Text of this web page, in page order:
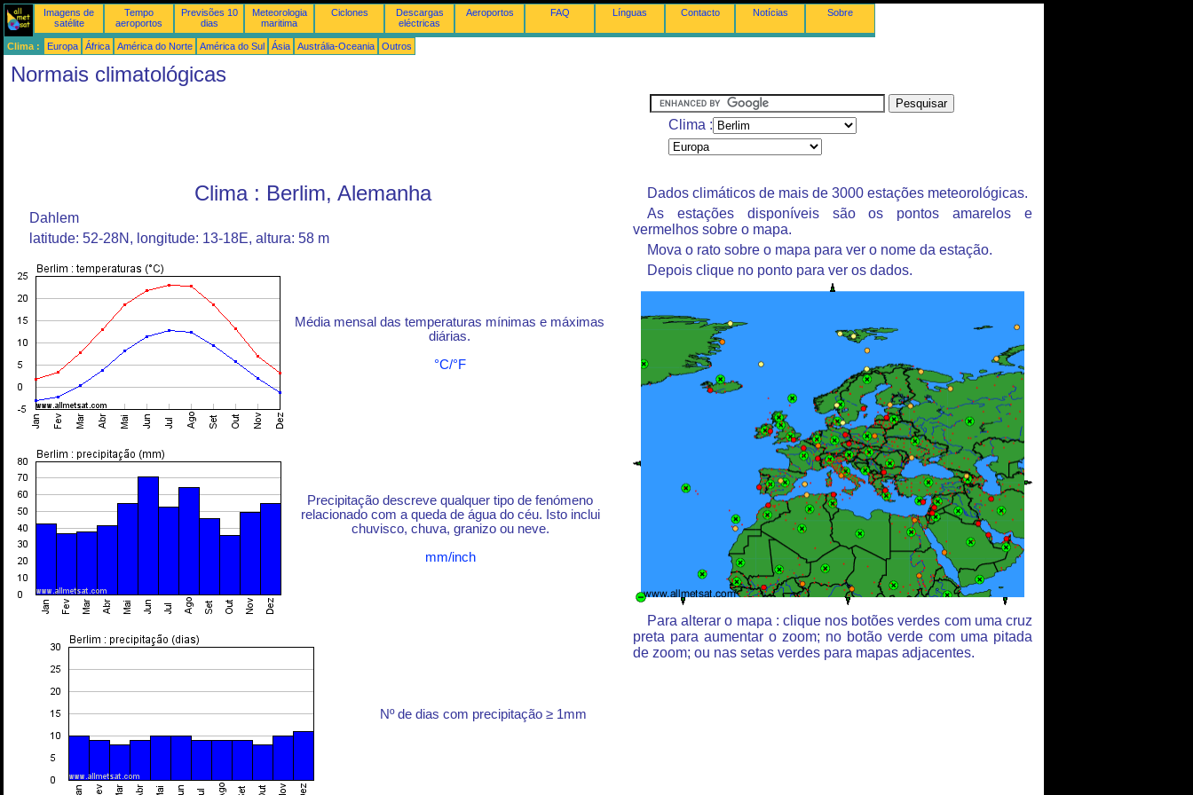
Imagens de
satélite
Tempo
aeroportos
Previsões 10
dias
Meteorologia
maritima
Ciclones
Descargas
eléctricas
Aeroportos FAQ Línguas Contacto Notícias Sobre
Clima : Europa África América do Norte América do Sul Ásia Austrália-Oceania Outros
Normais climatológicas
Clima :
Clima : Berlim, Alemanha
Dahlem
latitude: 52-28N, longitude: 13-18E, altura: 58 m
Média mensal das temperaturas mínimas e máximas
diárias.
°C/°F
Precipitação descreve qualquer tipo de fenómeno
relacionado com a queda de água do céu. Isto inclui
chuvisco, chuva, granizo ou neve.
mm/inch
Nº de dias com precipitação ≥ 1mm
Dados climáticos de mais de 3000 estações meteorológicas.
As estações disponíveis são os pontos amarelos e
vermelhos sobre o mapa.
Mova o rato sobre o mapa para ver o nome da estação.
Depois clique no ponto para ver os dados.
Para alterar o mapa : clique nos botões verdes com uma cruz
preta para aumentar o zoom; no botão verde com uma pitada
de zoom; ou nas setas verdes para mapas adjacentes.